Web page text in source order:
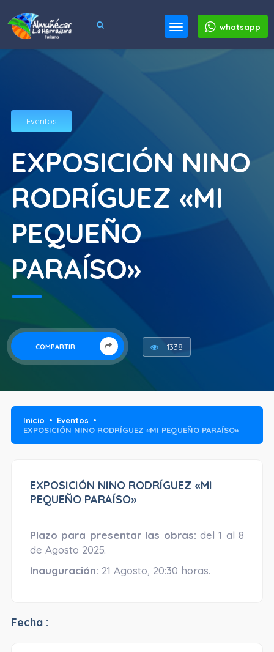
whatsapp
Eventos
EXPOSICIÓN NINO
RODRÍGUEZ «MI
PEQUEÑO
PARAÍSO»
COMPARTIR 1338
Inicio
Eventos
EXPOSICIÓN NINO RODRÍGUEZ «MI PEQUEÑO PARAÍSO»
EXPOSICIÓN NINO RODRÍGUEZ «MI
PEQUEÑO PARAÍSO»
Plazo para presentar las obras: del 1 al 8
de Agosto 2025.
Inauguración: 21 Agosto, 20:30 horas.
Fecha :